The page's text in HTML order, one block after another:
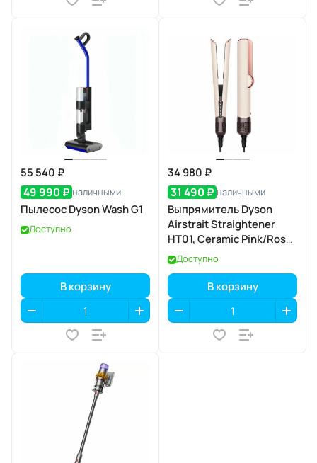
55 540 ₽
49 990 ₽ наличными
Пылесос Dyson Wash G1
Доступно
В корзину
34 980 ₽
31 490 ₽ наличными
Выпрямитель Dyson
Airstrait Straightener
HT01, Ceramic Pink/Rose
Gold
Доступно
В корзину